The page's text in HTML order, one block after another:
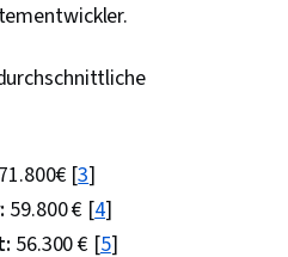
71.800€ [3]
59.800 € [4]
56.300 € [5]